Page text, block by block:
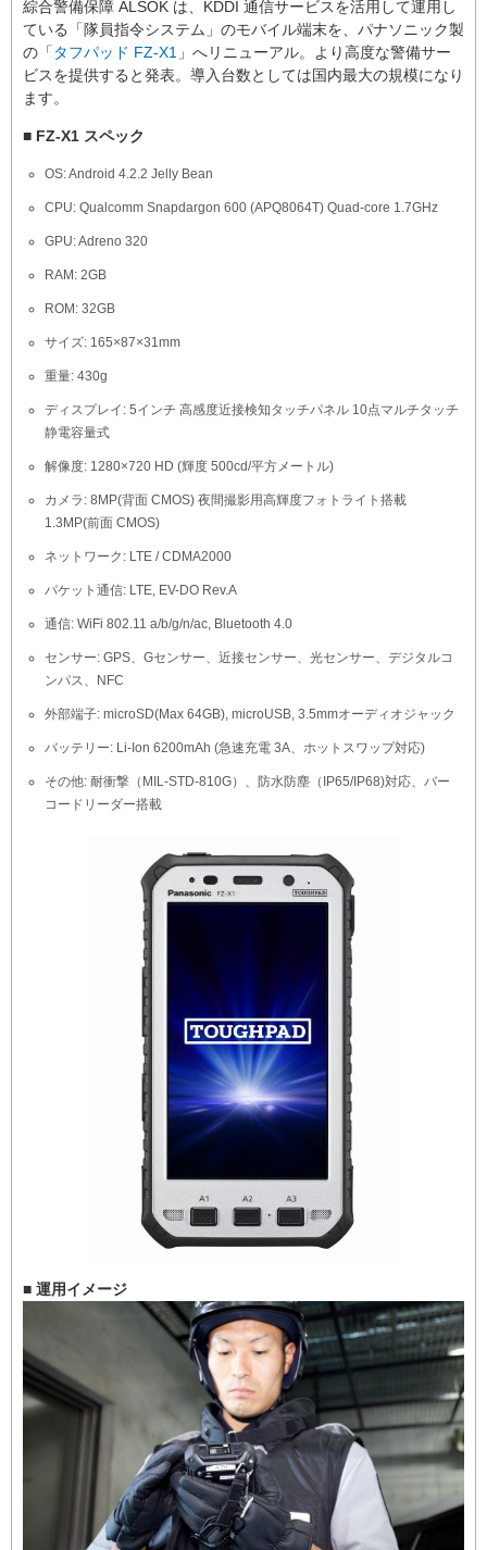
綜合警備保障 ALSOK は、KDDI 通信サービスを活用して運用し
ている「隊員指令システム」のモバイル端末を、パナソニック製
の「 タフパッド FZ-X1 」へリニューアル。より高度な警備サー
ビスを提供すると発表。導入台数としては国内最大の規模になり
ます。
■ FZ-X1 スペック
OS: Android 4.2.2 Jelly Bean
CPU: Qualcomm Snapdargon 600 (APQ8064T) Quad-core 1.7GHz
GPU: Adreno 320
RAM: 2GB
ROM: 32GB
サイズ: 165×87×31mm
重量: 430g
ディスプレイ: 5インチ 高感度近接検知タッチパネル 10点マルチタッチ
静電容量式
解像度: 1280×720 HD (輝度 500cd/平方メートル)
カメラ: 8MP(背面 CMOS) 夜間撮影用高輝度フォトライト搭載
1.3MP(前面 CMOS)
ネットワーク: LTE / CDMA2000
パケット通信: LTE, EV-DO Rev.A
通信: WiFi 802.11 a/b/g/n/ac, Bluetooth 4.0
センサー: GPS、Gセンサー、近接センサー、光センサー、デジタルコ
ンパス、NFC
外部端子: microSD(Max 64GB), microUSB, 3.5mmオーディオジャック
バッテリー: Li-Ion 6200mAh (急速充電 3A、ホットスワップ対応)
その他: 耐衝撃（MIL-STD-810G）、防水防塵（IP65/IP68)対応、バー
コードリーダー搭載
■ 運用イメージ